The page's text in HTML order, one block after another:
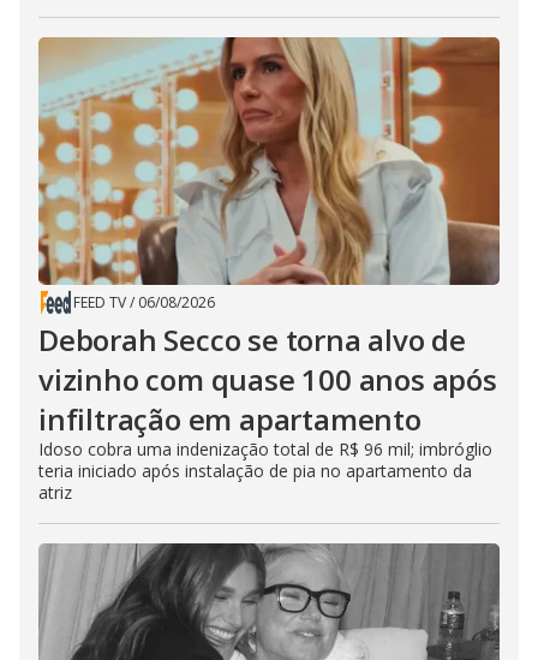
FEED TV/ 06/08/2026
Deborah Secco se torna alvo de
vizinho com quase 100 anos após
infiltração em apartamento
Idoso cobra uma indenização total de R$ 96 mil; imbróglio
teria iniciado após instalação de pia no apartamento da
atriz